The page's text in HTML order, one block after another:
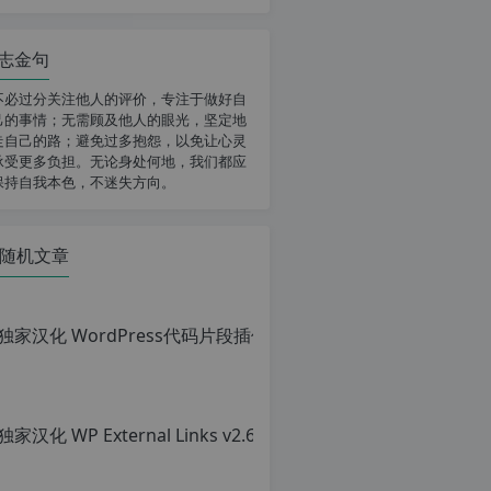
金句
必过分关注他人的评价，专注于做好自
的事情；无需顾及他人的眼光，坚定地
自己的路；避免过多抱怨，以免让心灵
受更多负担。无论身处何地，我们都应
持自我本色，不迷失方向。
随机文章